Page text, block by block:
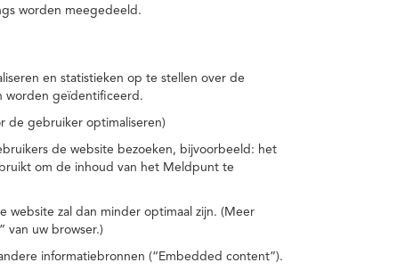
worden meegedeeld.
en statistieken op te stellen over de
worden geïdentificeerd.
de gebruiker optimaliseren)
de website bezoeken, bijvoorbeeld: het
om de inhoud van het Meldpunt te
website zal dan minder optimaal zijn. (Meer
van uw browser.)
informatiebronnen (“Embedded content”).